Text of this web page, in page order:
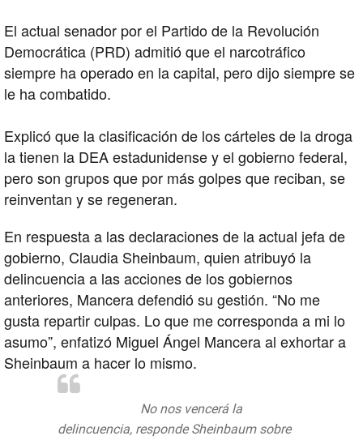
El actual senador por el Partido de la Revolución
Democrática (PRD) admitió que el narcotráfico
siempre ha operado en la capital, pero dijo siempre se
le ha combatido.
Explicó que la clasificación de los cárteles de la droga
la tienen la DEA estadunidense y el gobierno federal,
pero son grupos que por más golpes que reciban, se
reinventan y se regeneran.
En respuesta a las declaraciones de la actual jefa de
gobierno, Claudia Sheinbaum, quien atribuyó la
delincuencia a las acciones de los gobiernos
anteriores, Mancera defendió su gestión. “No me
gusta repartir culpas. Lo que me corresponda a mi lo
asumo”, enfatizó Miguel Ángel Mancera al exhortar a
Sheinbaum a hacer lo mismo.
No nos vencerá la
delincuencia, responde Sheinbaum sobre